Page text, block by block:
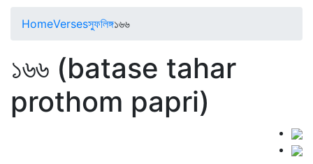
HomeVersesস্ফুলিঙ্গ১৬৬
১৬৬ (batase tahar
prothom papri)